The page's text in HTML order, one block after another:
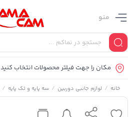
منو
مکان را جهت فیلتر محصولات انتخاب کنید
خانه / لوازم جانبی دوربین / سه پایه و تک پایه /